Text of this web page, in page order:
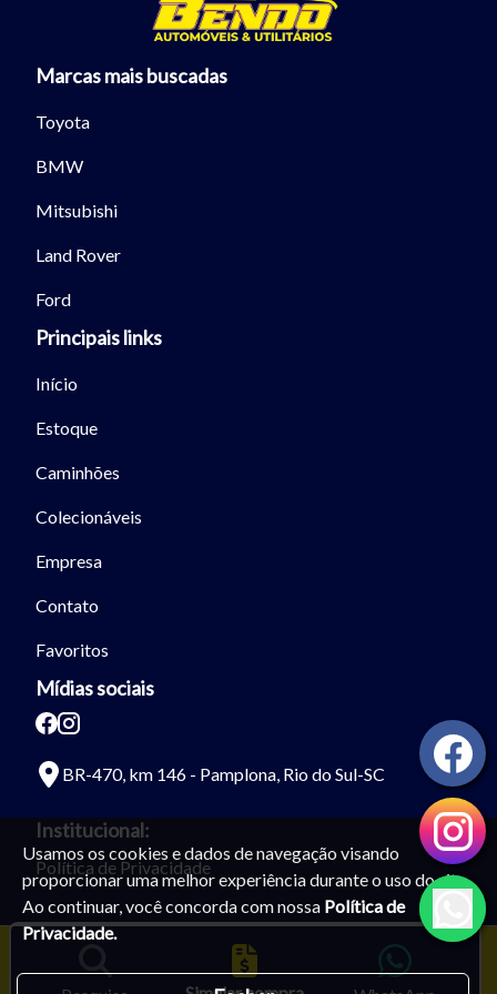
Usamos os cookies e dados de navegação visando
proporcionar uma melhor experiência durante o uso do site.
Ao continuar, você concorda com nossa Política de
Privacidade.
Marcas mais buscadas
Toyota
BMW
Mitsubishi
Land Rover
Ford
Principais links
Início
Estoque
Caminhões
Colecionáveis
Empresa
Contato
Favoritos
Mídias sociais
BR-470, km 146 - Pamplona, Rio do Sul-SC
Institucional:
Política de Privacidade